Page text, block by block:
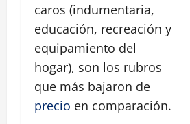
caros (indumentaria,
educación, recreación y
equipamiento del
hogar), son los rubros
que más bajaron de
precio en comparación.